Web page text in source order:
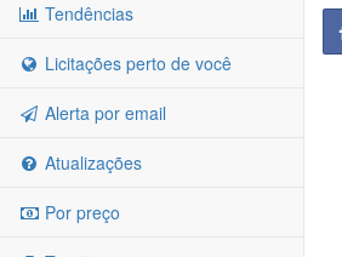
Tendências
Licitações perto de você
Alerta por email
Atualizações
Por preço